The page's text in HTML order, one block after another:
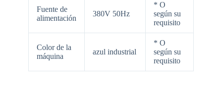
Fuente de
alimentación
380V 50Hz
* O
según su
requisito
Color de la
máquina
azul industrial
* O
según su
requisito